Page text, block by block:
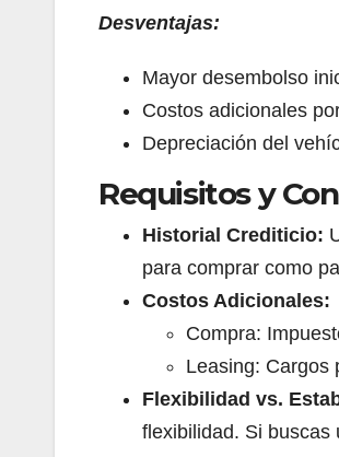
Desventajas:
Mayor desembolso
Costos adicionales
Depreciación del
Requisitos y
Historial Crediticio:
para comprar como
Costos Adicionales:
Compra:
Leasing: Cargos
Flexibilidad vs.
flexibilidad. Si buscas